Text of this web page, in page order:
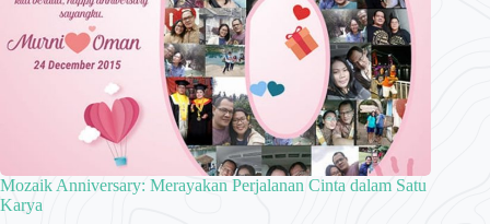
Mozaik Anniversary: Merayakan Perjalanan Cinta dalam Satu
Karya